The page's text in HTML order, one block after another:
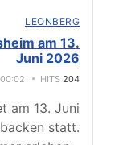
LEONBERG
am 13.
Juni 2026
HITS 204
am 13. Juni
statt.